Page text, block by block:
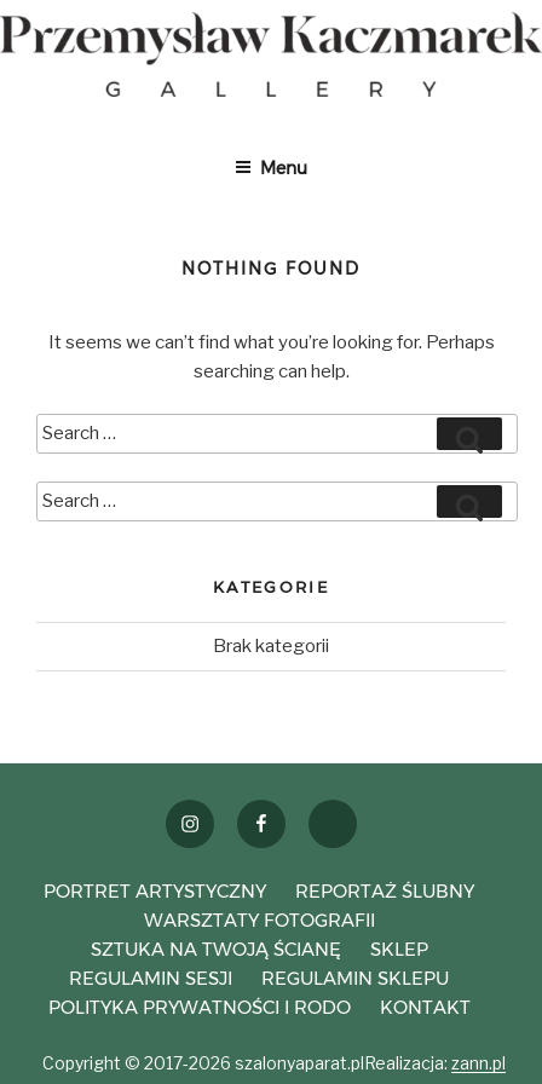
Skip
to
content
Menu
NOTHING FOUND
It seems we can’t find what you’re looking for. Perhaps
searching can help.
for:
for:
KATEGORIE
Brak kategorii
instagramfacebook weselezklasa
PORTRET ARTYSTYCZNY
REPORTAŻ ŚLUBNY
WARSZTATY FOTOGRAFII
SZTUKA NA TWOJĄ ŚCIANĘ
SKLEP
REGULAMIN SESJI
REGULAMIN SKLEPU
POLITYKA PRYWATNOŚCI I RODO
KONTAKT
Copyright © 2017-2026 szalonyaparat.plRealizacja: zann.pl